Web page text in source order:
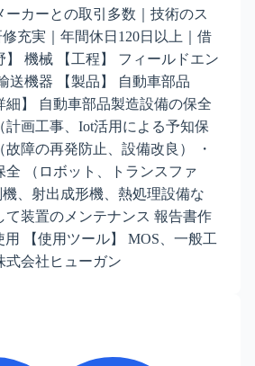
ーカーとの取引多数｜技術のス
充実｜年間休日120日以上｜借
】 機械 【工程】 フィールドエン
送機器 【製品】 自動車部品
細】 自動車部品製造設備の保全
計画工事、Iot活用による予知保
障の再発防止、設備改良） ・
全 （ロボット、トランスファ
、射出成形機、熱処理設備な
て装置のメンテナンス 報告書作
用 【使用ツール】 MOS、一般工
会社ヒューガン